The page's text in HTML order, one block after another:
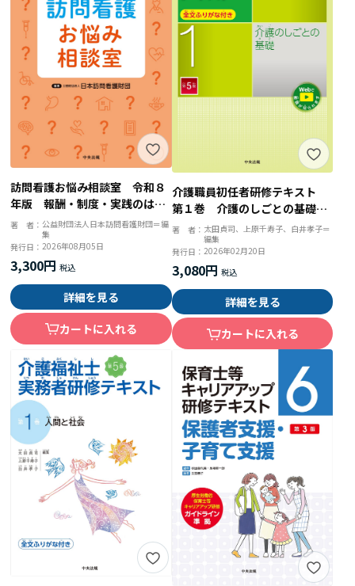
訪問看護お悩み相談室 令和８
年版 報酬・制度・実践のはて
なを解決
著 者：公益財団法人日本訪問看護財団＝編
集
発行日：2026年08月05日
3,300円
詳細を見る
カートに入れる
介護職員初任者研修テキスト
第１巻 介護のしごとの基礎
第５版
著 者： 太田貞司、上原千寿子、白井孝子＝
編集
発行日： 2026年02月20日
3,080円
詳細を見る
カートに入れる